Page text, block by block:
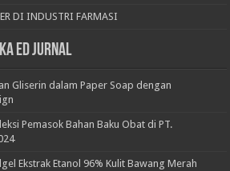
DI INDUSTRI FARMASI
Ed Jurnal
Gliserin dalam Paper Soap dengan
Pemasok Bahan Baku Obat di PT.
Ekstrak Etanol 96% Kulit Bawang Merah